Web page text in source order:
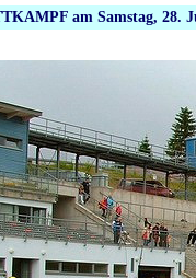
am Samstag, 28.